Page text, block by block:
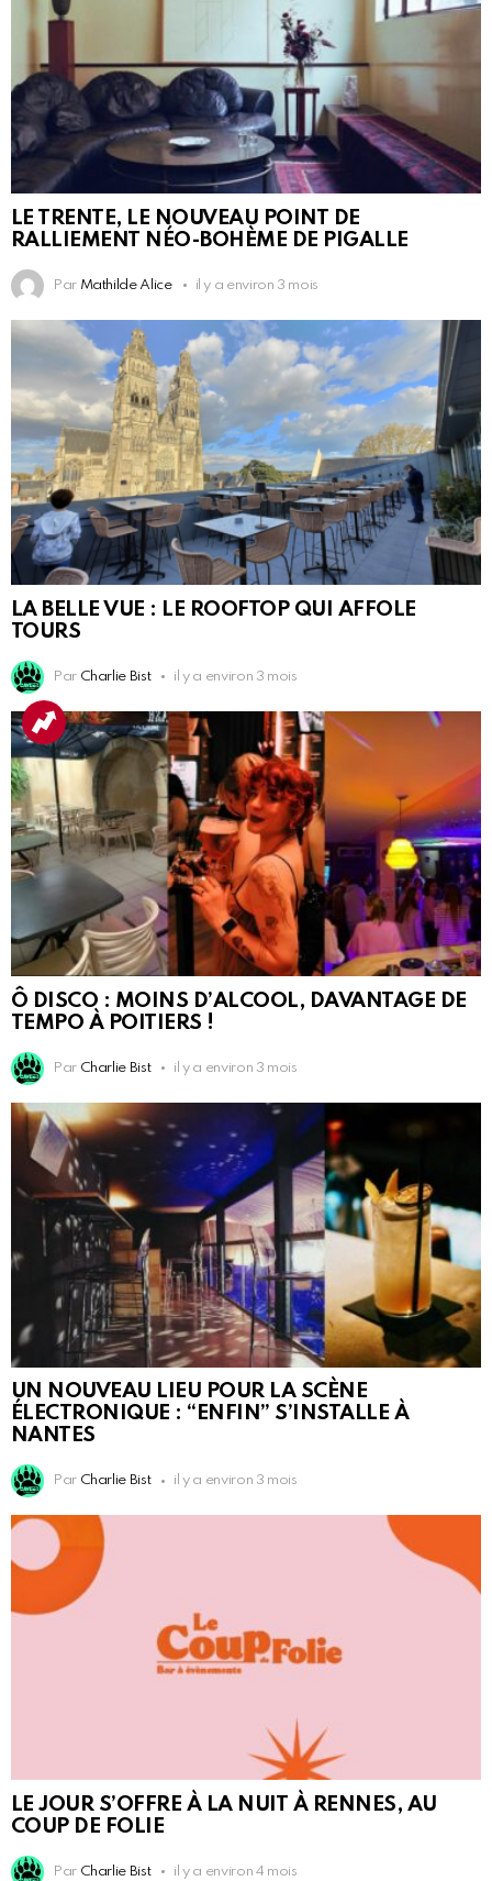
LE TRENTE, LE NOUVEAU POINT DE
RALLIEMENT NÉO-BOHÈME DE PIGALLE
Par Mathilde Alice il y a environ 3 mois
LA BELLE VUE : LE ROOFTOP QUI AFFOLE
TOURS
Par Charlie Bist il y a environ 3 mois
Ô DISCO : MOINS D’ALCOOL, DAVANTAGE DE
TEMPO À POITIERS !
Par Charlie Bist il y a environ 3 mois
UN NOUVEAU LIEU POUR LA SCÈNE
ÉLECTRONIQUE : “ENFIN” S’INSTALLE À
NANTES
Par Charlie Bist il y a environ 3 mois
LE JOUR S’OFFRE À LA NUIT À RENNES, AU
COUP DE FOLIE
Par Charlie Bist il y a environ 4 mois